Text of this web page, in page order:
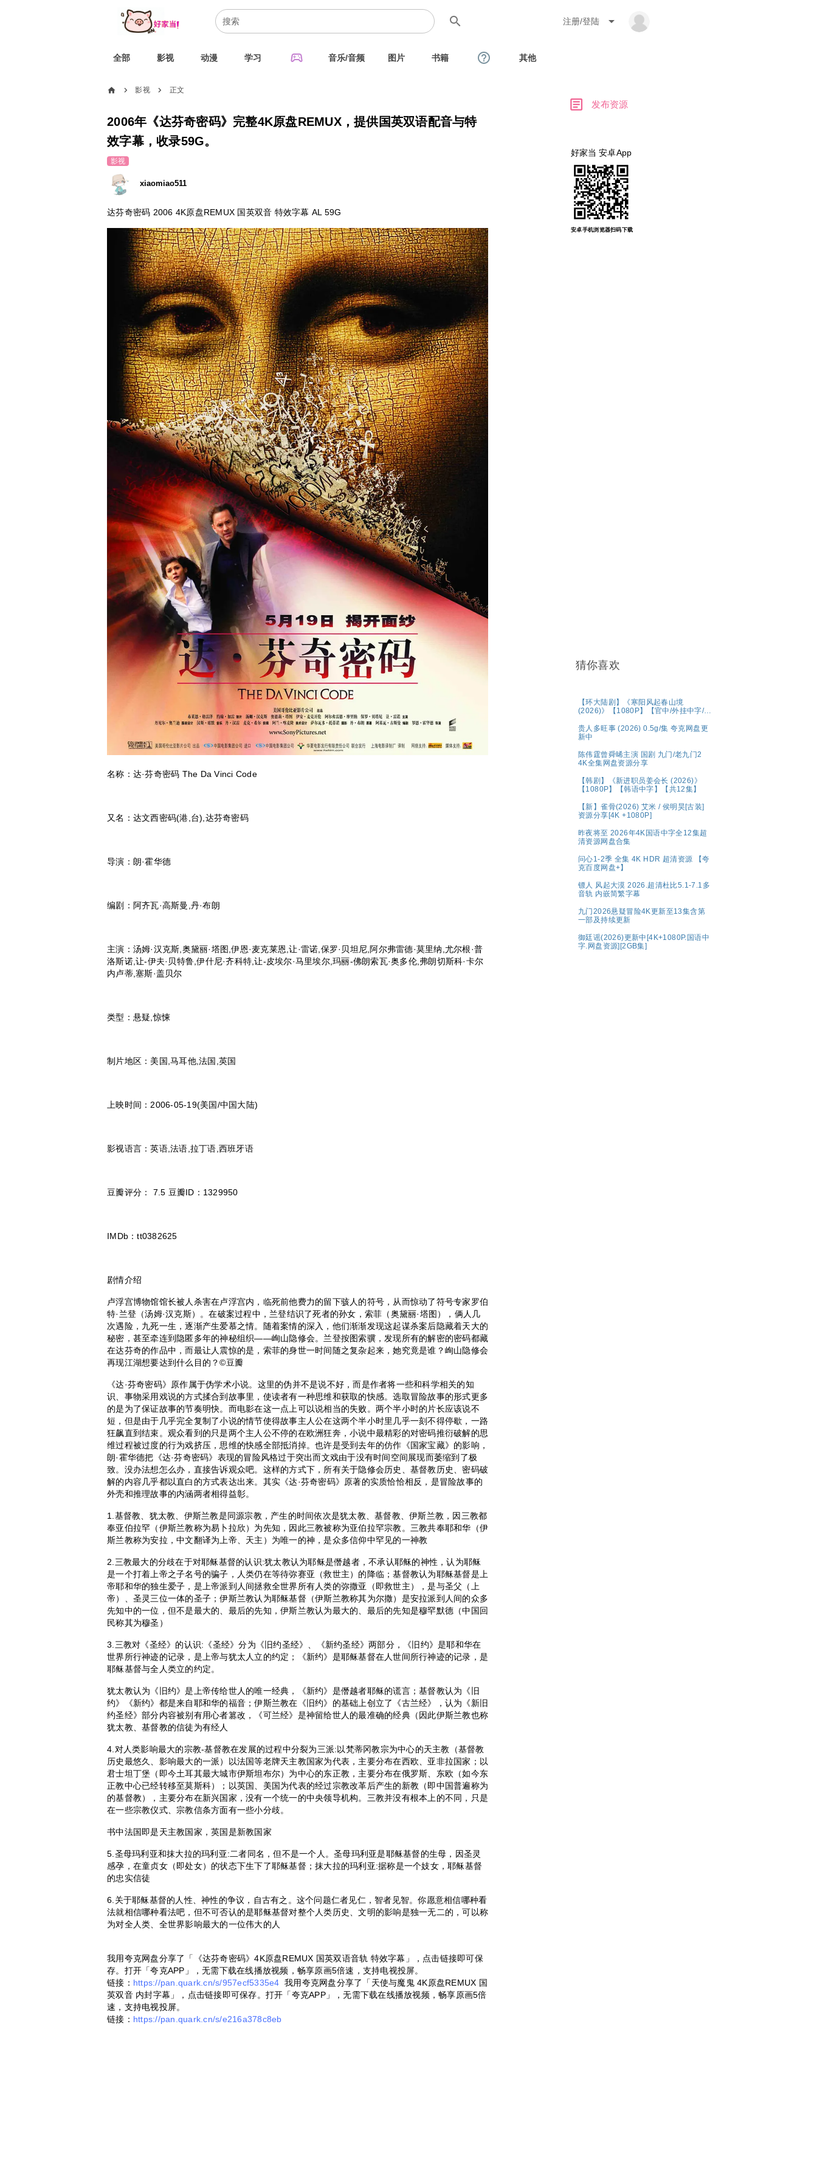
search 注册/登陆 arrow_drop_down
全部 影视 动漫 学习 sports_esports 音乐/音频 图片 书籍 help_outline 其他
home chevron_right 影视 chevron_right 正文
2006年《达芬奇密码》完整4K原盘REMUX，提供国英双语配音与特
效字幕，收录59G。
影视
xiaomiao511
达芬奇密码 2006 4K原盘REMUX 国英双音 特效字幕 AL 59G
名称：达·芬奇密码 The Da Vinci Code
又名：达文西密码(港,台),达芬奇密码
导演：朗·霍华德
编剧：阿齐瓦·高斯曼,丹·布朗
主演：汤姆·汉克斯,奥黛丽·塔图,伊恩·麦克莱恩,让·雷诺,保罗·贝坦尼,阿尔弗雷德·莫里纳,尤尔根·普
洛斯诺,让-伊夫·贝特鲁,伊什尼·齐科特,让-皮埃尔·马里埃尔,玛丽-佛朗索瓦·奥多伦,弗朗切斯科·卡尔
内卢蒂,塞斯·盖贝尔
类型：悬疑,惊悚
制片地区：美国,马耳他,法国,英国
上映时间：2006-05-19(美国/中国大陆)
影视语言：英语,法语,拉丁语,西班牙语
豆瓣评分： 7.5 豆瓣ID：1329950
IMDb：tt0382625
剧情介绍
卢浮宫博物馆馆长被人杀害在卢浮宫内，临死前他费力的留下骇人的符号，从而惊动了符号专家罗伯
特·兰登（汤姆·汉克斯）。在破案过程中，兰登结识了死者的孙女，索菲（奥黛丽·塔图），俩人几
次遇险，九死一生，逐渐产生爱慕之情。随着案情的深入，他们渐渐发现这起谋杀案后隐藏着天大的
秘密，甚至牵连到隐匿多年的神秘组织——峋山隐修会。兰登按图索骥，发现所有的解密的密码都藏
在达芬奇的作品中，而最让人震惊的是，索菲的身世一时间随之复杂起来，她究竟是谁？峋山隐修会
再现江湖想要达到什么目的？©豆瓣
《达·芬奇密码》原作属于伪学术小说。这里的伪并不是说不好，而是作者将一些和科学相关的知
识、事物采用戏说的方式揉合到故事里，使读者有一种思维和获取的快感。选取冒险故事的形式更多
的是为了保证故事的节奏明快。而电影在这一点上可以说相当的失败。两个半小时的片长应该说不
短，但是由于几乎完全复制了小说的情节使得故事主人公在这两个半小时里几乎一刻不得停歇，一路
狂飙直到结束。观众看到的只是两个主人公不停的在欧洲狂奔，小说中最精彩的对密码推衍破解的思
维过程被过度的行为戏挤压，思维的快感全部抵消掉。也许是受到去年的仿作《国家宝藏》的影响，
朗·霍华德把《达·芬奇密码》表现的冒险风格过于突出而文戏由于没有时间空间展现而萎缩到了极
致。没办法想怎么办，直接告诉观众吧。这样的方式下，所有关于隐修会历史、基督教历史、密码破
解的内容几乎都以直白的方式表达出来。其实《达·芬奇密码》原著的实质恰恰相反，是冒险故事的
外壳和推理故事的内涵两者相得益彰。
1.基督教、犹太教、伊斯兰教是同源宗教，产生的时间依次是犹太教、基督教、伊斯兰教，因三教都
奉亚伯拉罕（伊斯兰教称为易卜拉欣）为先知，因此三教被称为亚伯拉罕宗教。三教共奉耶和华（伊
斯兰教称为安拉，中文翻译为上帝、天主）为唯一的神，是众多信仰中罕见的一神教
2.三教最大的分歧在于对耶稣基督的认识:犹太教认为耶稣是僭越者，不承认耶稣的神性，认为耶稣
是一个打着上帝之子名号的骗子，人类仍在等待弥赛亚（救世主）的降临；基督教认为耶稣基督是上
帝耶和华的独生爱子，是上帝派到人间拯救全世界所有人类的弥撒亚（即救世主），是与圣父（上
帝）、圣灵三位一体的圣子；伊斯兰教认为耶稣基督（伊斯兰教称其为尔撒）是安拉派到人间的众多
先知中的一位，但不是最大的、最后的先知，伊斯兰教认为最大的、最后的先知是穆罕默德（中国回
民称其为穆圣）
3.三教对《圣经》的认识:《圣经》分为《旧约圣经》、《新约圣经》两部分，《旧约》是耶和华在
世界所行神迹的记录，是上帝与犹太人立的约定；《新约》是耶稣基督在人世间所行神迹的记录，是
耶稣基督与全人类立的约定。
犹太教认为《旧约》是上帝传给世人的唯一经典，《新约》是僭越者耶稣的谎言；基督教认为《旧
约》《新约》都是来自耶和华的福音；伊斯兰教在《旧约》的基础上创立了《古兰经》，认为《新旧
约圣经》部分内容被别有用心者篡改，《可兰经》是神留给世人的最准确的经典（因此伊斯兰教也称
犹太教、基督教的信徒为有经人
4.对人类影响最大的宗教-基督教在发展的过程中分裂为三派:以梵蒂冈教宗为中心的天主教（基督教
历史最悠久、影响最大的一派）以法国等老牌天主教国家为代表，主要分布在西欧、亚非拉国家；以
君士坦丁堡（即今土耳其最大城市伊斯坦布尔）为中心的东正教，主要分布在俄罗斯、东欧（如今东
正教中心已经转移至莫斯科）；以英国、美国为代表的经过宗教改革后产生的新教（即中国普遍称为
的基督教），主要分布在新兴国家，没有一个统一的中央领导机构。三教并没有根本上的不同，只是
在一些宗教仪式、宗教信条方面有一些小分歧。
书中法国即是天主教国家，英国是新教国家
5.圣母玛利亚和抹大拉的玛利亚:二者同名，但不是一个人。圣母玛利亚是耶稣基督的生母，因圣灵
感孕，在童贞女（即处女）的状态下生下了耶稣基督；抹大拉的玛利亚:据称是一个妓女，耶稣基督
的忠实信徒
6.关于耶稣基督的人性、神性的争议，自古有之。这个问题仁者见仁，智者见智。你愿意相信哪种看
法就相信哪种看法吧，但不可否认的是耶稣基督对整个人类历史、文明的影响是独一无二的，可以称
为对全人类、全世界影响最大的一位伟大的人
我用夸克网盘分享了「《达芬奇密码》4K原盘REMUX 国英双语音轨 特效字幕」，点击链接即可保
存。打开「夸克APP」，无需下载在线播放视频，畅享原画5倍速，支持电视投屏。
链接： https://pan.quark.cn/s/957ecf5335e4 我用夸克网盘分享了「天使与魔鬼 4K原盘REMUX 国
英双音 内封字幕」，点击链接即可保存。打开「夸克APP」，无需下载在线播放视频，畅享原画5倍
速，支持电视投屏。
链接： https://pan.quark.cn/s/e216a378c8eb
article 发布资源
好家当 安卓App
安卓手机浏览器扫码下载
猜你喜欢
【环大陆剧】《寒阳风起春山境
(2026)》【1080P】【官中/外挂中字/三
贵人多旺事 (2026) 0.5g/集 夸克网盘更
新中
陈伟霆曾舜晞主演 国剧 九门/老九门2
4K全集网盘资源分享
【韩剧】《新进职员姜会长 (2026)》
【1080P】【韩语中字】【共12集】
【新】雀骨(2026) 艾米 / 侯明昊[古装]
资源分享[4K +1080P]
昨夜将至 2026年4K国语中字全12集超
清资源网盘合集
问心1-2季 全集 4K HDR 超清资源 【夸
克百度网盘+】
镖人 风起大漠 2026.超清杜比5.1-7.1多
音轨 内嵌简繁字幕
九门2026悬疑冒险4K更新至13集含第
一部及持续更新
御廷谣(2026)更新中[4K+1080P.国语中
字.网盘资源][2GB集]